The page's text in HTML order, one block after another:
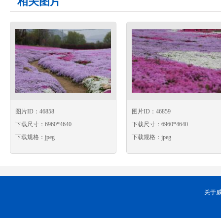
图片ID：46858
下载尺寸：6960*4640
下载规格：jpeg
图片ID：46859
下载尺寸：6960*4640
下载规格：jpeg
关于